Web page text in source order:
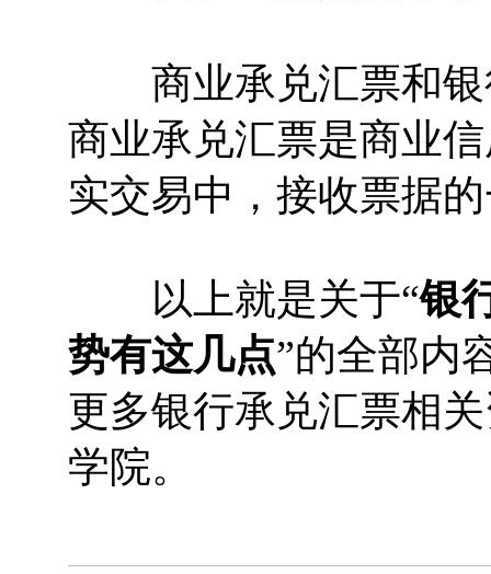
商业承兑汇票和银
商业承兑汇票是商业
实交易中，接收票据
以上就是关于“银
势有这几点”的全部内
更多银行承兑汇票相
学院。